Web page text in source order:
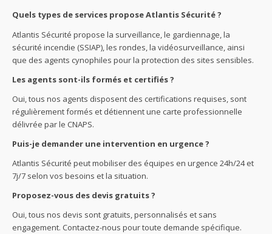
Quels types de services propose Atlantis Sécurité ?
Atlantis Sécurité propose la surveillance, le gardiennage, la
sécurité incendie (SSIAP), les rondes, la vidéosurveillance, ainsi
que des agents cynophiles pour la protection des sites sensibles.
Les agents sont-ils formés et certifiés ?
Oui, tous nos agents disposent des certifications requises, sont
régulièrement formés et détiennent une carte professionnelle
délivrée par le CNAPS.
Puis-je demander une intervention en urgence ?
Atlantis Sécurité peut mobiliser des équipes en urgence 24h/24 et
7j/7 selon vos besoins et la situation.
Proposez-vous des devis gratuits ?
Oui, tous nos devis sont gratuits, personnalisés et sans
engagement. Contactez-nous pour toute demande spécifique.